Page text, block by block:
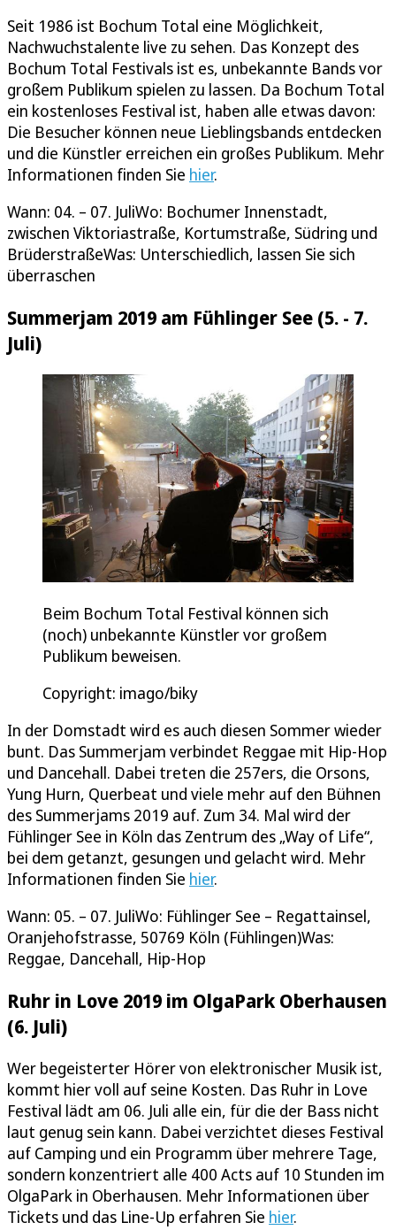
Seit 1986 ist Bochum Total eine Möglichkeit,
Nachwuchstalente live zu sehen. Das Konzept des
Bochum Total Festivals ist es, unbekannte Bands vor
großem Publikum spielen zu lassen. Da Bochum Total
ein kostenloses Festival ist, haben alle etwas davon:
Die Besucher können neue Lieblingsbands entdecken
und die Künstler erreichen ein großes Publikum. Mehr
Informationen finden Sie hier.
Wann: 04. – 07. JuliWo: Bochumer Innenstadt,
zwischen Viktoriastraße, Kortumstraße, Südring und
BrüderstraßeWas: Unterschiedlich, lassen Sie sich
überraschen
Summerjam 2019 am Fühlinger See (5. - 7.
Juli)
Beim Bochum Total Festival können sich
(noch) unbekannte Künstler vor großem
Publikum beweisen.
Copyright: imago/biky
In der Domstadt wird es auch diesen Sommer wieder
bunt. Das Summerjam verbindet Reggae mit Hip-Hop
und Dancehall. Dabei treten die 257ers, die Orsons,
Yung Hurn, Querbeat und viele mehr auf den Bühnen
des Summerjams 2019 auf. Zum 34. Mal wird der
Fühlinger See in Köln das Zentrum des „Way of Life“,
bei dem getanzt, gesungen und gelacht wird. Mehr
Informationen finden Sie hier.
Wann: 05. – 07. JuliWo: Fühlinger See – Regattainsel,
Oranjehofstrasse, 50769 Köln (Fühlingen)Was:
Reggae, Dancehall, Hip-Hop
Ruhr in Love 2019 im OlgaPark Oberhausen
(6. Juli)
Wer begeisterter Hörer von elektronischer Musik ist,
kommt hier voll auf seine Kosten. Das Ruhr in Love
Festival lädt am 06. Juli alle ein, für die der Bass nicht
laut genug sein kann. Dabei verzichtet dieses Festival
auf Camping und ein Programm über mehrere Tage,
sondern konzentriert alle 400 Acts auf 10 Stunden im
OlgaPark in Oberhausen. Mehr Informationen über
Tickets und das Line-Up erfahren Sie hier.